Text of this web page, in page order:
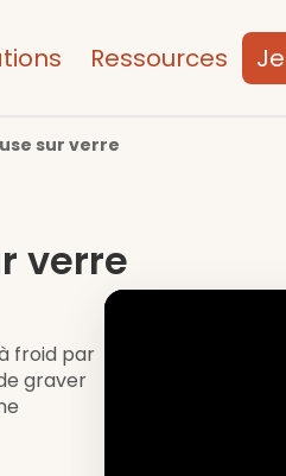
Ressources
sur verre
verre
froid par
graver